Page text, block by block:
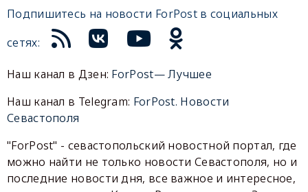
Подпишитесь на новости ForPost в социальных
сетях:
Наш канал в Дзен: ForPost— Лучшее
Наш канал в Telegram: ForPost. Новости
Севастополя
"ForPost" - севастопольский новостной портал, где
можно найти не только новости Севастополя, но и
последние новости дня, все важное и интересное,